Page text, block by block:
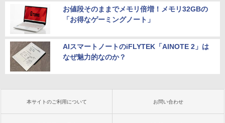
お値段そのままでメモリ倍増！メモリ32GBの
「お得なゲーミングノート」
AIスマートノートのiFLYTEK「AINOTE 2」は
なぜ魅力的なのか？
本サイトのご利用について お問い合わせ